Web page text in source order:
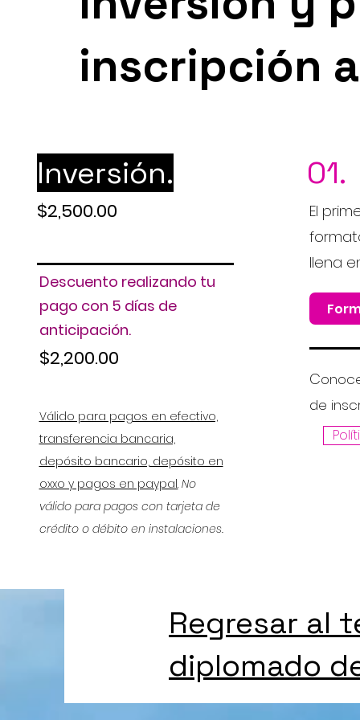
inscripción
Inversión.
$2,500.00
Descuento realizando tu
pago con 5 días de
anticipación.
$2,200.00
Válido para pagos en efectivo,
transferencia bancaria,
depósito bancario, depósito en
oxxo y pagos en paypal. No
válido para pagos con tarjeta de
crédito o débito en instalaciones.
01.
El
llena
C
de
Regresar al
diplomado